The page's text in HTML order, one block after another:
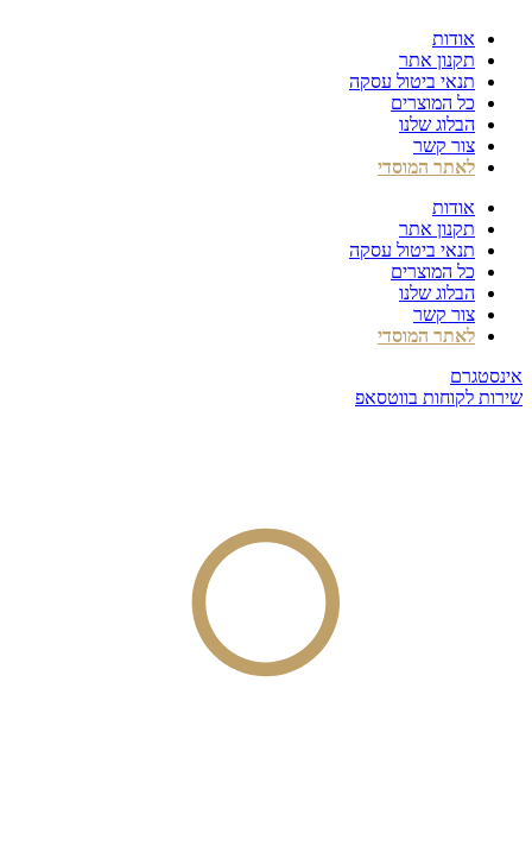
לתוכן
אודות
תקנון אתר
תנאי ביטול עסקה
כל המוצרים
הבלוג שלנו
צור קשר
לאתר המוסדי
אודות
תקנון אתר
תנאי ביטול עסקה
כל המוצרים
הבלוג שלנו
צור קשר
לאתר המוסדי
אינסטגרם
שירות לקוחות בווטסאפ